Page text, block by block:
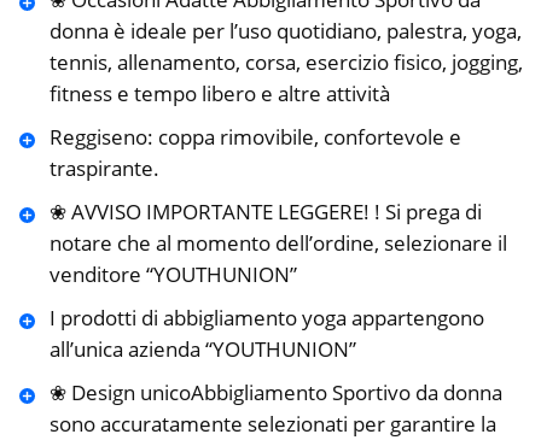
donna è ideale per l’uso quotidiano, palestra, yoga,
tennis, allenamento, corsa, esercizio fisico, jogging,
fitness e tempo libero e altre attività
Reggiseno: coppa rimovibile, confortevole e
traspirante.
❀ AVVISO IMPORTANTE LEGGERE! ! Si prega di
notare che al momento dell’ordine, selezionare il
venditore “YOUTHUNION”
I prodotti di abbigliamento yoga appartengono
all’unica azienda “YOUTHUNION”
❀ Design unicoAbbigliamento Sportivo da donna
sono accuratamente selezionati per garantire la